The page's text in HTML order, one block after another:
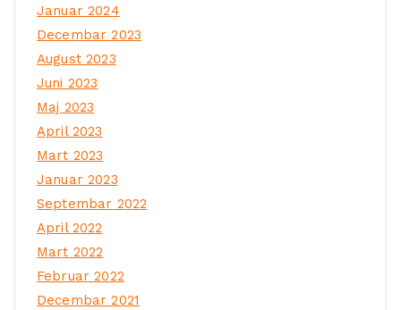
Januar 2024
Decembar 2023
August 2023
Juni 2023
Maj 2023
April 2023
Mart 2023
Januar 2023
Septembar 2022
April 2022
Mart 2022
Februar 2022
Decembar 2021